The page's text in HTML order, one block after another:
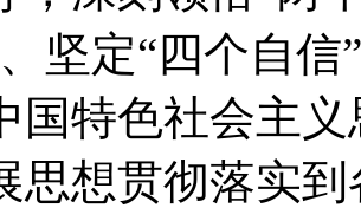
坚定“四个自
国特色社会主
思想贯彻落实